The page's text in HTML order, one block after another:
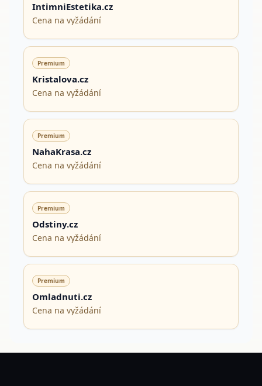
IntimniEstetika.cz
Cena na vyžádání
Premium
Kristalova.cz
Cena na vyžádání
Premium
NahaKrasa.cz
Cena na vyžádání
Premium
Odstiny.cz
Cena na vyžádání
Premium
Omladnuti.cz
Cena na vyžádání